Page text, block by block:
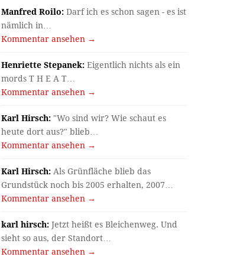
Manfred Roilo: Darf ich es schon sagen - es ist
nämlich in…
Kommentar ansehen →
Henriette Stepanek: Eigentlich nichts als ein
mords T H E A T…
Kommentar ansehen →
Karl Hirsch: "Wo sind wir? Wie schaut es
heute dort aus?" blieb…
Kommentar ansehen →
Karl Hirsch: Als Grünfläche blieb das
Grundstück noch bis 2005 erhalten, 2007…
Kommentar ansehen →
karl hirsch: Jetzt heißt es Bleichenweg. Und
sieht so aus, der Standort…
Kommentar ansehen →